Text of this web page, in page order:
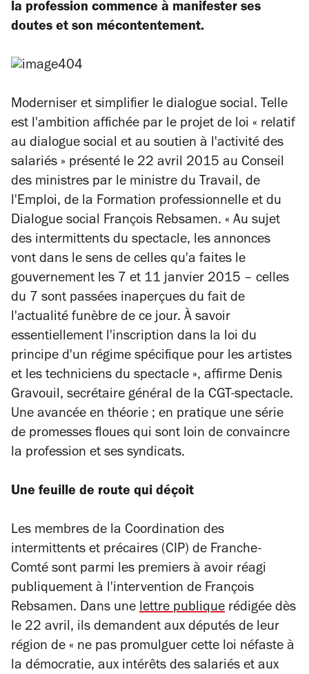
la profession commence à manifester ses
doutes et son mécontentement.
Moderniser et simplifier le dialogue social. Telle
est l'ambition affichée par le projet de loi « relatif
au dialogue social et au soutien à l'activité des
salariés » présenté le 22 avril 2015 au Conseil
des ministres par le ministre du Travail, de
l'Emploi, de la Formation professionnelle et du
Dialogue social François Rebsamen. « Au sujet
des intermittents du spectacle, les annonces
vont dans le sens de celles qu'a faites le
gouvernement les 7 et 11 janvier 2015 – celles
du 7 sont passées inaperçues du fait de
l'actualité funèbre de ce jour. À savoir
essentiellement l'inscription dans la loi du
principe d'un régime spécifique pour les artistes
et les techniciens du spectacle », affirme Denis
Gravouil, secrétaire général de la CGT-spectacle.
Une avancée en théorie ; en pratique une série
de promesses floues qui sont loin de convaincre
la profession et ses syndicats.
Une feuille de route qui déçoit
Les membres de la Coordination des
intermittents et précaires (CIP) de Franche-
Comté sont parmi les premiers à avoir réagi
publiquement à l'intervention de François
Rebsamen. Dans une lettre publique rédigée dès
le 22 avril, ils demandent aux députés de leur
région de « ne pas promulguer cette loi néfaste à
la démocratie, aux intérêts des salariés et aux